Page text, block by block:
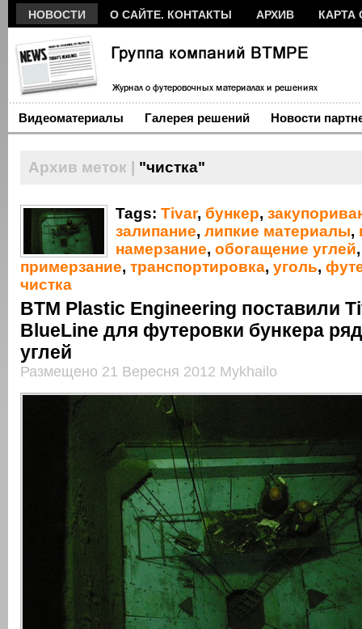
НОВОСТИ О САЙТЕ. КОНТАКТЫ АРХИВ КАРТА
Видеоматериалы Галерея решений Новости
Архив меток | "чистка"
Tags: Tivar, бункер,
залипание, липкие материалы,
намерзание, обогащение углей,
примерзание, транспортировка, уголь,
чистка
BTM Plastic Engineering поставили
BlueLine для футеровки бункера
углей
Размещено 21 Вересня 2012 Mykhailo